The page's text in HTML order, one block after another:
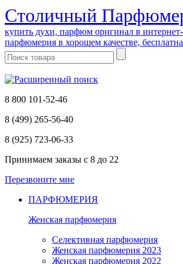
Cтоличный
купить духи, парфюм оригинал в
парфюмерия в хорошем качестве,
8 800 101-52-46
8 (499) 265-56-40
8 (925) 723-06-33
Принимаем заказы с 8 до 22
Перезвоните мне
ПАРФЮМЕРИЯ
Женская парфюмерия
Селективная парфюмерия
Женская парфюмерия 2023
Женская парфюмерия 2022